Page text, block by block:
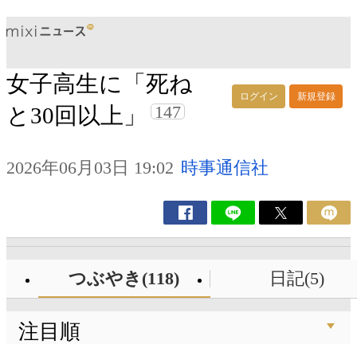
ログイン 新規登録
女子高生に「死ね
と30回以上」
147
2026年06月03日 19:02 時事通信社
つぶやき(118) 日記(5)
注目順